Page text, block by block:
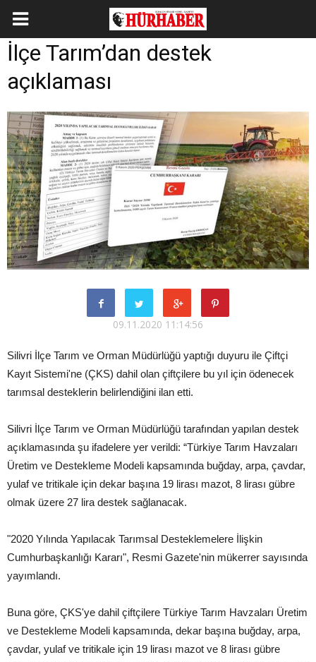
İlçe Tarım’dan destek
açıklaması
09.11.2020 11:14:56
Silivri İlçe Tarım ve Orman Müdürlüğü yaptığı duyuru ile Çiftçi
Kayıt Sistemi'ne (ÇKS) dahil olan çiftçilere bu yıl için ödenecek
tarımsal desteklerin belirlendiğini ilan etti.
Silivri İlçe Tarım ve Orman Müdürlüğü tarafından yapılan destek
açıklamasında şu ifadelere yer verildi: “Türkiye Tarım Havzaları
Üretim ve Destekleme Modeli kapsamında buğday, arpa, çavdar,
yulaf ve tritikale için dekar başına 19 lirası mazot, 8 lirası gübre
olmak üzere 27 lira destek sağlanacak.
"2020 Yılında Yapılacak Tarımsal Desteklemelere İlişkin
Cumhurbaşkanlığı Kararı", Resmi Gazete'nin mükerrer sayısında
yayımlandı.
Buna göre, ÇKS'ye dahil çiftçilere Türkiye Tarım Havzaları Üretim
ve Destekleme Modeli kapsamında, dekar başına buğday, arpa,
çavdar, yulaf ve tritikale için 19 lirası mazot ve 8 lirası gübre